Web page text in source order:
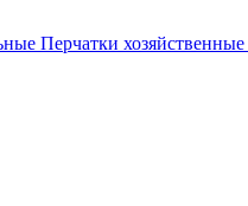
Перчатки хозяйственные